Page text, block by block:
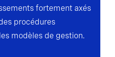
fortement axés
procédures
modèles de gestion.